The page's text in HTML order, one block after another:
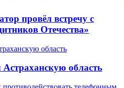
провёл встречу с
Отечества»
область